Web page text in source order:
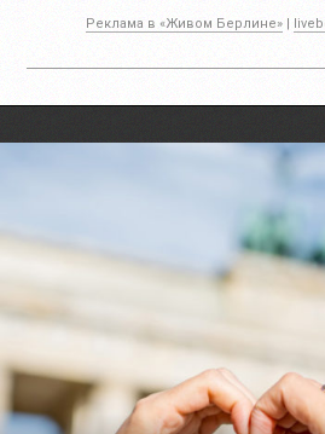
Реклама в «Живом Берлине» |